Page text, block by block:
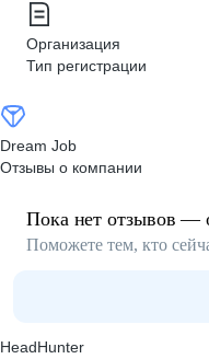
Организация
Тип регистрации
Dream Job
Отзывы о компании
Пока нет отзывов —
Поможете тем, кто
HeadHunter